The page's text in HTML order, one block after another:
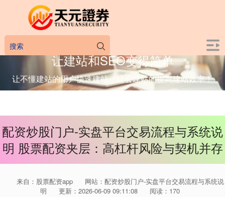
让建站和SEO变得简单
让不懂建站的用户快速建站，让会建站的提高建站效率！
配资炒股门户-实盘平台交易流程与系统说
明 股票配资夹层：高杠杆风险与契机并存
来自：股票配资app
网站：配资炒股门户-实盘平台交易流程与系统说
明
更新：2026-06-09 09:11:08 阅读：170